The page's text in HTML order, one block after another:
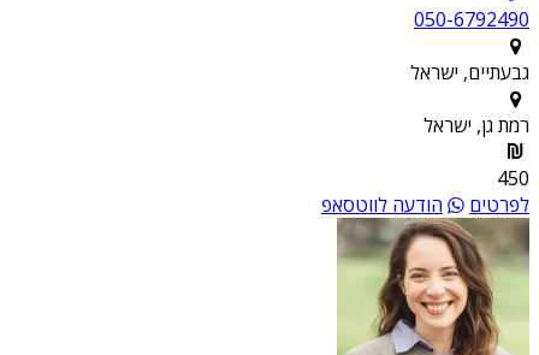
050-6792490
גבעתיים, ישראל
רמת גן, ישראל
450
לפרטים
הודעה לווטסאפ